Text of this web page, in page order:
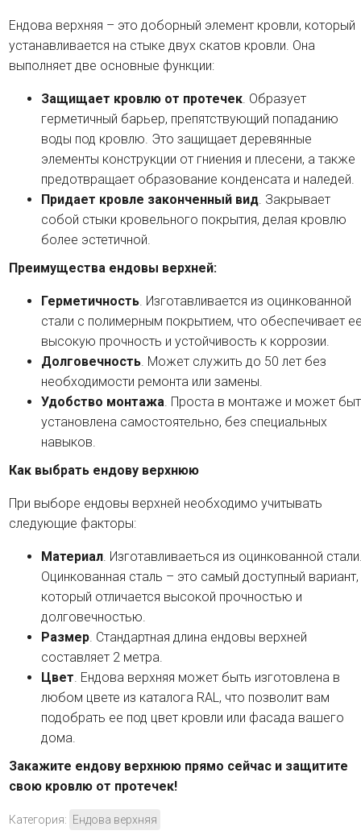
Ендова верхняя – это доборный элемент кровли, который
устанавливается на стыке двух скатов кровли. Она
выполняет две основные функции:
Защищает кровлю от протечек . Образует
герметичный барьер, препятствующий попаданию
воды под кровлю. Это защищает деревянные
элементы конструкции от гниения и плесени, а также
предотвращает образование конденсата и наледей.
Придает кровле законченный вид . Закрывает
собой стыки кровельного покрытия, делая кровлю
более эстетичной.
Преимущества ендовы верхней:
Герметичность . Изготавливается из оцинкованной
стали с полимерным покрытием, что обеспечивает
высокую прочность и устойчивость к коррозии.
Долговечность . Может служить до 50 лет без
необходимости ремонта или замены.
Удобство монтажа . Проста в монтаже и может
установлена самостоятельно, без специальных
навыков.
Как выбрать ендову верхнюю
При выборе ендовы верхней необходимо учитывать
следующие факторы:
Материал . Изготавливаеться из оцинкованной
Оцинкованная сталь – это самый доступный вариант,
который отличается высокой прочностью и
долговечностью.
Размер . Стандартная длина ендовы верхней
составляет 2 метра.
Цвет . Ендова верхняя может быть изготовлена в
любом цвете из каталога RAL, что позволит вам
подобрать ее под цвет кровли или фасада вашего
дома.
Закажите ендову верхнюю прямо сейчас и защитите
свою кровлю от протечек!
Категория: Ендова верхняя